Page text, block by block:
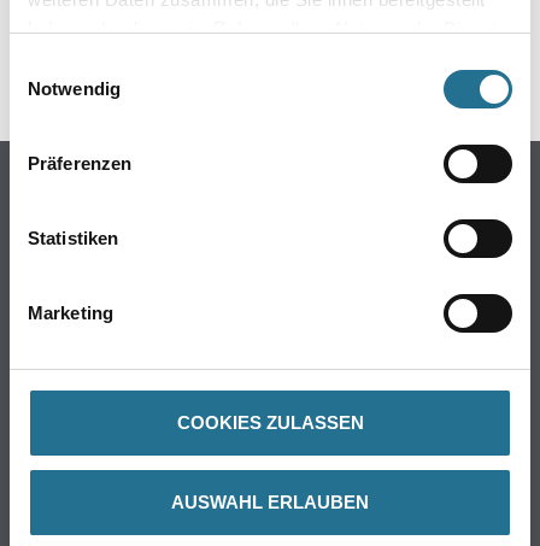
haben oder die sie im Rahmen Ihrer Nutzung der Dienste
Notwendig
Präferenzen
Statistiken
Marketing
COOKIES ZULASSEN
AUSWAHL ERLAUBEN
DATENBLÄTTER
Putze- und Spachtelmassen
Wand- & Deckenbeläge
Werkzeug & Maschinen
Verbrauchmaterialien
Busch & Brunner